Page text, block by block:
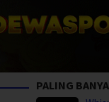
PALING